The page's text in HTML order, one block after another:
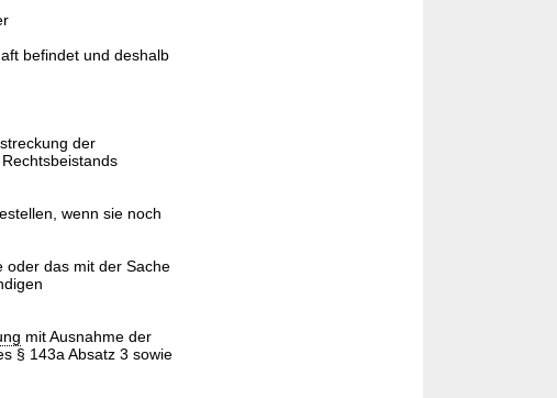
befindet und deshalb
der
wenn sie noch
oder das mit der Sache
mit Ausnahme der
§ 143a Absatz 3 sowie